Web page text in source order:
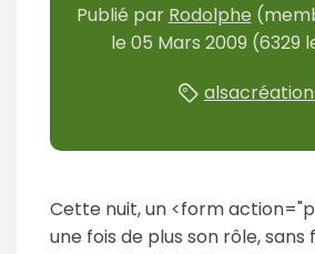
Publié par Rodolphe
le 05 Mars 2009 (6329
Cette nuit, un <form
une fois de plus son rôle, sans